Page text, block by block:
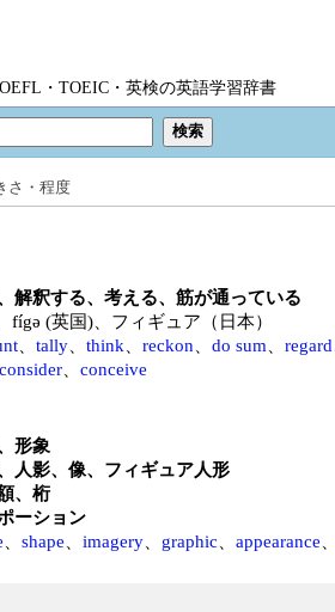
・TOEIC・英検の英語学習辞書
さ・程度
解釈する、考える、筋が通っている
fígə (英国) 、フィギュア（日本）
tally think reckon do sum regard
consider conceive
形象
人影、像、フィギュア人形
、桁
ーション
shape imagery graphic appearance